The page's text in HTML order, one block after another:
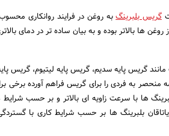
گریس بلبرینگبه روغن در فرایند روانکاری
ها بالاتر بوده و به بیان ساده تر در دمای
گریس پایه سدیم، گریس پایه لیتیوم، گریس
به فردی را برای گریس فراهم آورده برخی
ها با سرعت زاویه ای بالاتر و بر حسب
بلبرینگ ها بر حسب شرایط کاری با